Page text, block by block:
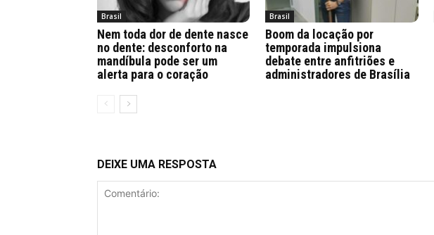
Brasil
Nem toda dor de dente nasce
no dente: desconforto na
mandíbula pode ser um
alerta para o coração
Brasil
Boom da locação por
temporada impulsiona
debate entre anfitriões e
administradores de Brasília
DEIXE UMA RESPOSTA